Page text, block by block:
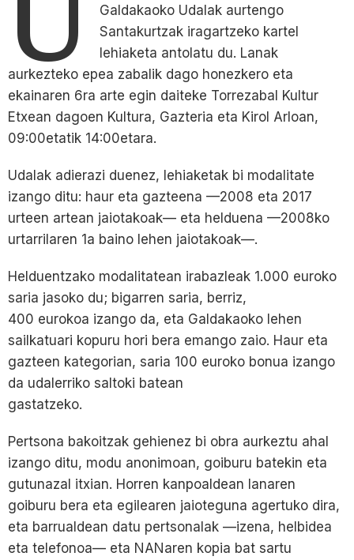
Galdakaoko Udalak aurtengo
Santakurtzak iragartzeko kartel
lehiaketa antolatu du. Lanak
aurkezteko epea zabalik dago honezkero eta
ekainaren 6ra arte egin daiteke Torrezabal Kultur
Etxean dagoen Kultura, Gazteria eta Kirol Arloan,
09:00etatik 14:00etara.
Udalak adierazi duenez, lehiaketak bi modalitate
izango ditu: haur eta gazteena —2008 eta 2017
urteen artean jaiotakoak— eta helduena —2008ko
urtarrilaren 1a baino lehen jaiotakoak—.
Helduentzako modalitatean irabazleak 1.000 euroko
saria jasoko du; bigarren saria, berriz,
400 eurokoa izango da, eta Galdakaoko lehen
sailkatuari kopuru hori bera emango zaio. Haur eta
gazteen kategorian, saria 100 euroko bonua izango
da udalerriko saltoki batean
gastatzeko.
Pertsona bakoitzak gehienez bi obra aurkeztu ahal
izango ditu, modu anonimoan, goiburu batekin eta
gutunazal itxian. Horren kanpoaldean lanaren
goiburu bera eta egilearen jaioteguna agertuko dira,
eta barrualdean datu pertsonalak —izena, helbidea
eta telefonoa— eta NANaren kopia bat sartu